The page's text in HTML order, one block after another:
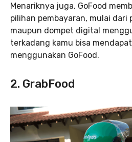
Menariknya juga, GoFood
pilihan pembayaran, mulai dari
maupun dompet digital
terkadang kamu bisa
menggunakan GoFood.
2. GrabFood